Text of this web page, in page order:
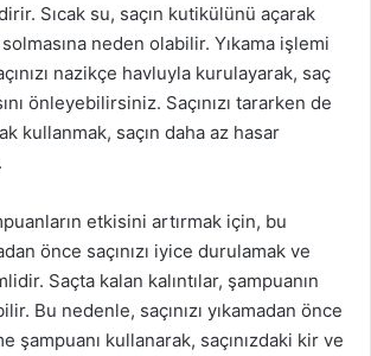
Sıcak su, saçın kutikülünü açarak
neden olabilir. Yıkama işlemi
nazikçe havluyla kurulayarak, saç
önleyebilirsiniz. Saçınızı tararken de
kullanmak, saçın daha az hasar
etkisini artırmak için, bu
önce saçınızı iyice durulamak ve
Saçta kalan kalıntılar, şampuanın
Bu nedenle, saçınızı yıkamadan önce
şampuanı kullanarak, saçınızdaki kir ve